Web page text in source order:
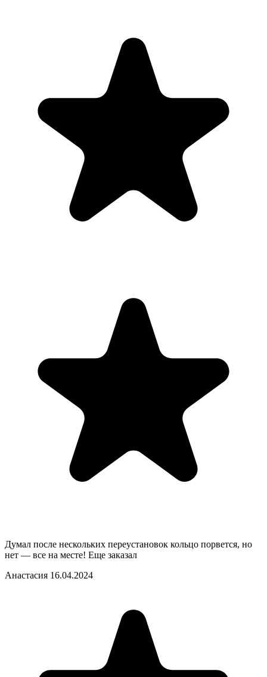
Думал после нескольких переустановок кольцо порвется, но
нет — все на месте! Еще заказал
Анастасия 16.04.2024